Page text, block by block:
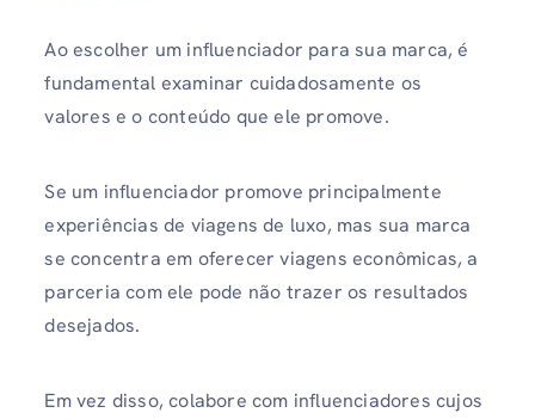
Ao escolher um influenciador para sua marca, é
fundamental examinar cuidadosamente os
valores e o conteúdo que ele promove.
Se um influenciador promove principalmente
experiências de viagens de luxo, mas sua marca
se concentra em oferecer viagens econômicas, a
parceria com ele pode não trazer os resultados
desejados.
Em vez disso, colabore com influenciadores cujos